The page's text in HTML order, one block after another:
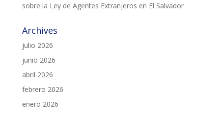
sobre la Ley de Agentes Extranjeros en El Salvador
Archives
julio 2026
junio 2026
abril 2026
febrero 2026
enero 2026